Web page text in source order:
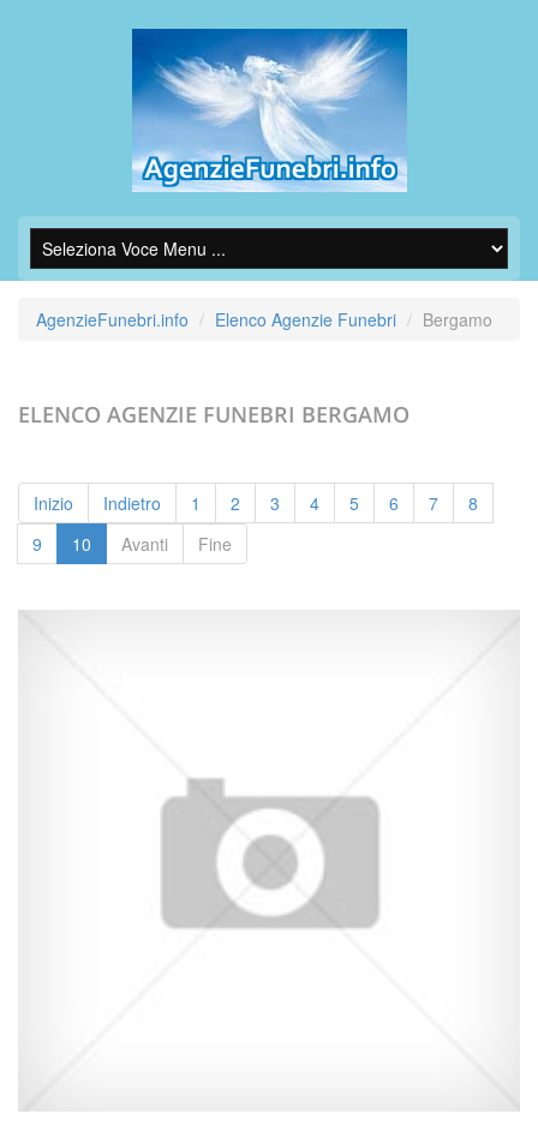
AgenzieFunebri.info Elenco Agenzie Funebri Bergamo
ELENCO AGENZIE FUNEBRI BERGAMO
Inizio Indietro 1 2 3 4 5 6 7
8
9
10 Avanti Fine